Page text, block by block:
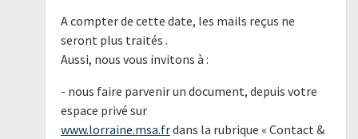
A compter de cette date, les mails reçus ne
seront plus traités .
Aussi, nous vous invitons à :
- nous faire parvenir un document, depuis votre
espace privé sur
www.lorraine.msa.frdans la rubrique « Contact &